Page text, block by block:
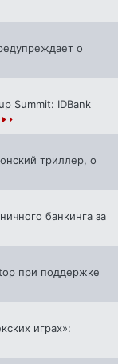
о
Summit: IDBank
триллер, о
банкинга за
при поддержке
играх»: